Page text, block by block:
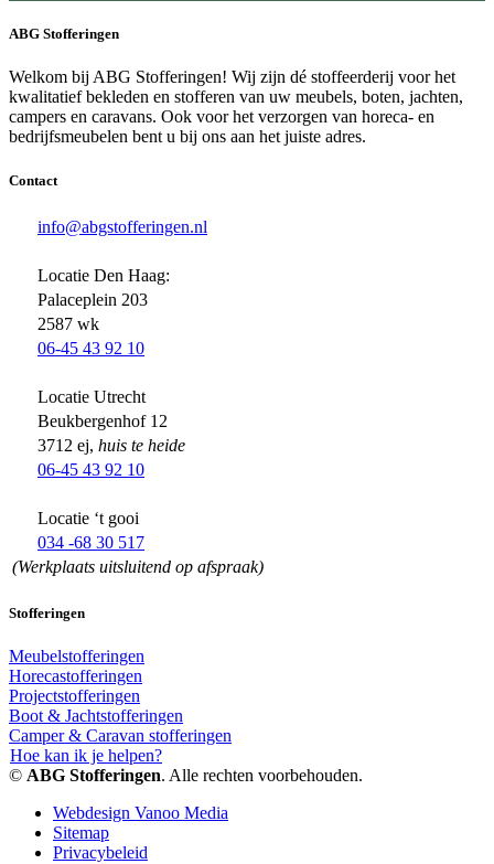
ABG Stofferingen
Welkom bij ABG Stofferingen! Wij zijn dé stoffeerderij voor het
kwalitatief bekleden en stofferen van uw meubels, boten, jachten,
campers en caravans. Ook voor het verzorgen van horeca- en
bedrijfsmeubelen bent u bij ons aan het juiste adres.
Contact
info@abgstofferingen.nl
Locatie Den Haag:
Palaceplein 203
2587 wk
06-45 43 92 10
Locatie Utrecht
Beukbergenhof 12
3712 ej, huis te heide
06-45 43 92 10
Locatie ‘t gooi
034 -68 30 517
(Werkplaats uitsluitend op afspraak)
Stofferingen
Meubelstofferingen
Horecastofferingen
Projectstofferingen
Boot & Jachtstofferingen
Camper & Caravan stofferingen
Hoe kan ik je helpen?
© ABG Stofferingen. Alle rechten voorbehouden.
Webdesign Vanoo Media
Sitemap
Privacybeleid